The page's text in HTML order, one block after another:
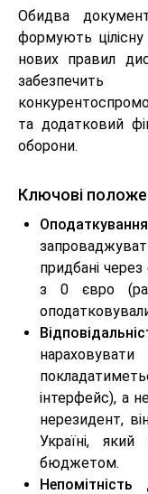
Обидва
формують
нових правил
та додатковий
оборони.
Ключові
придбані
з 0 євро
інтерфейс), а
нерезидент,
Україні,
бюджетом.